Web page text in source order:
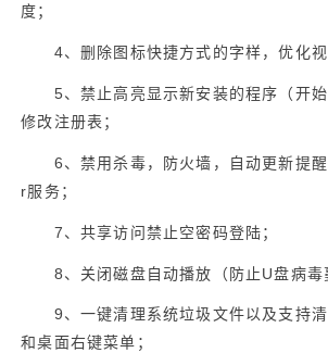
度；
4、删除图标快捷方式的字样，优化视
5、禁止高亮显示新安装的程序（开
修改注册表；
6 、禁用杀毒，防火墙，自动更新提
r服务；
7 、共享访问禁止空密码登陆；
8 、关闭磁盘自动播放（防止 U盘病毒
9 、一键清理系统垃圾文件以及支持
和桌面右键菜单；